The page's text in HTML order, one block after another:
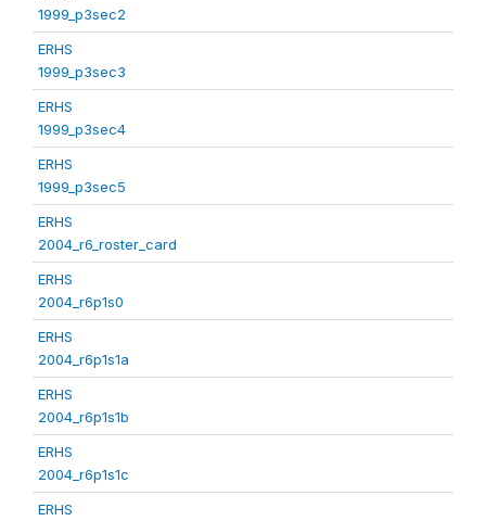
1999_p3sec2
ERHS
1999_p3sec3
ERHS
1999_p3sec4
ERHS
1999_p3sec5
ERHS
2004_r6_roster_card
ERHS
2004_r6p1s0
ERHS
2004_r6p1s1a
ERHS
2004_r6p1s1b
ERHS
2004_r6p1s1c
ERHS